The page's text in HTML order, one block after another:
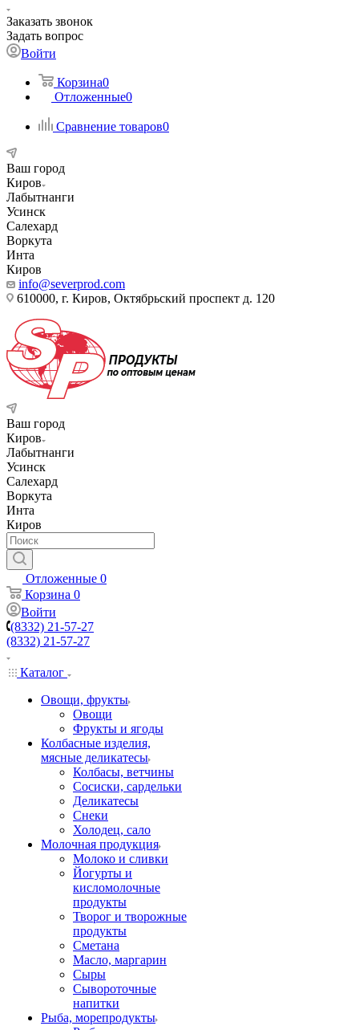
Заказать звонок
Задать вопрос
Войти
Корзина0
Отложенные0
Сравнение товаров0
Ваш город
Киров
Лабытнанги
Усинск
Салехард
Воркута
Инта
Киров
info@severprod.com
610000, г. Киров, Октябрьский проспект д. 120
Ваш город
Киров
Лабытнанги
Усинск
Салехард
Воркута
Инта
Киров
Отложенные 0
Корзина 0
Войти
(8332) 21-57-27
(8332) 21-57-27
Каталог
Овощи, фрукты
Овощи
Фрукты и ягоды
Колбасные изделия,
мясные деликатесы
Колбасы, ветчины
Сосиски, сардельки
Деликатесы
Снеки
Холодец, сало
Молочная продукция
Молоко и сливки
Йогурты и
кисломолочные
продукты
Творог и творожные
продукты
Сметана
Масло, маргарин
Сыры
Сывороточные
напитки
Рыба, морепродукты